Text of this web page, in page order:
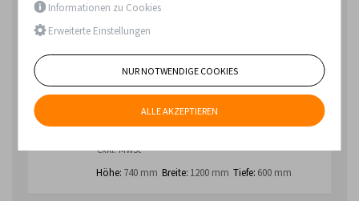
Bestseller in der Kategorie
AUF LAGER
SCHNELLE LIEFERUNG
Universaltisch Stb 103
Traditionelle Tabelle basierend auf einem
geschlossenen Profilrahmen. Die Kunststoffenden der
exkl. MwSt
Höhe: 740 mm Breite: 1200 mm Tiefe: 600 mm
Informationen zu Cookies
Erweiterte Einstellungen
NUR NOTWENDIGE COOKIES
ALLE AKZEPTIEREN